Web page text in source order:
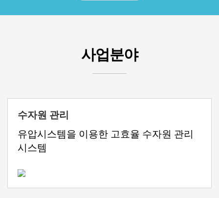
사업분야
수자원 관리
유압시스템을 이용한 고효율 수자원 관리
시스템